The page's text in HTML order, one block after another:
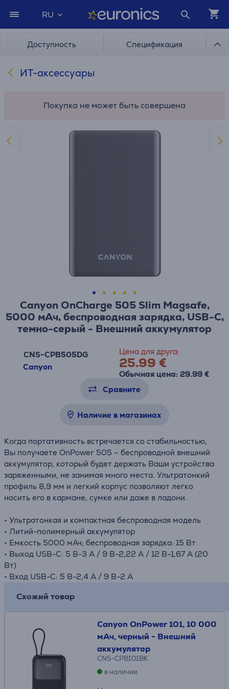
RU
Доступность Спецификация
ИТ-аксессуары
Покупка не может быть совершена
Canyon OnCharge 505 Slim Magsafe,
5000 мАч, беспроводная зарядка, USB-C,
темно-серый - Внешний аккумулятор
CNS-CPB505DG
Canyon
Цена для друга:
25.99 €
Обычная цена: 29.99 €
Сравните
Наличие в магазинах
Когда портативность встречается со стабильностью,
Вы получаете OnPower 505 – беспроводной внешний
аккумулятор, который будет держать Ваши устройства
заряженными, не занимая много места. Ультратонкий
профиль 8,9 мм и легкий корпус позволяют легко
носить его в кармане, сумке или даже в ладони.
• Ультратонкая и компактная беспроводная модель
• Литий-полимерный аккумулятор
• Емкость 5000 мАч; беспроводная зарядка: 15 Вт
• Выход USB-C: 5 В-3 A / 9 В-2,22 A / 12 В-1,67 A (20
Вт)
• Вход USB-C: 5 В-2,4 A / 9 В-2 A
Схожий товар
Canyon OnPower 101, 10 000
мАч, черный - Внешний
аккумулятор
CNS-CPB101BK
в наличии